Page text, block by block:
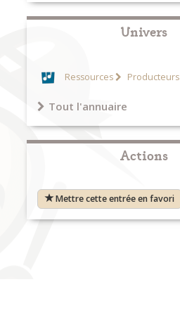
Univers
Ressources Producteurs
Tout l'annuaire
Actions
Mettre cette entrée en favori